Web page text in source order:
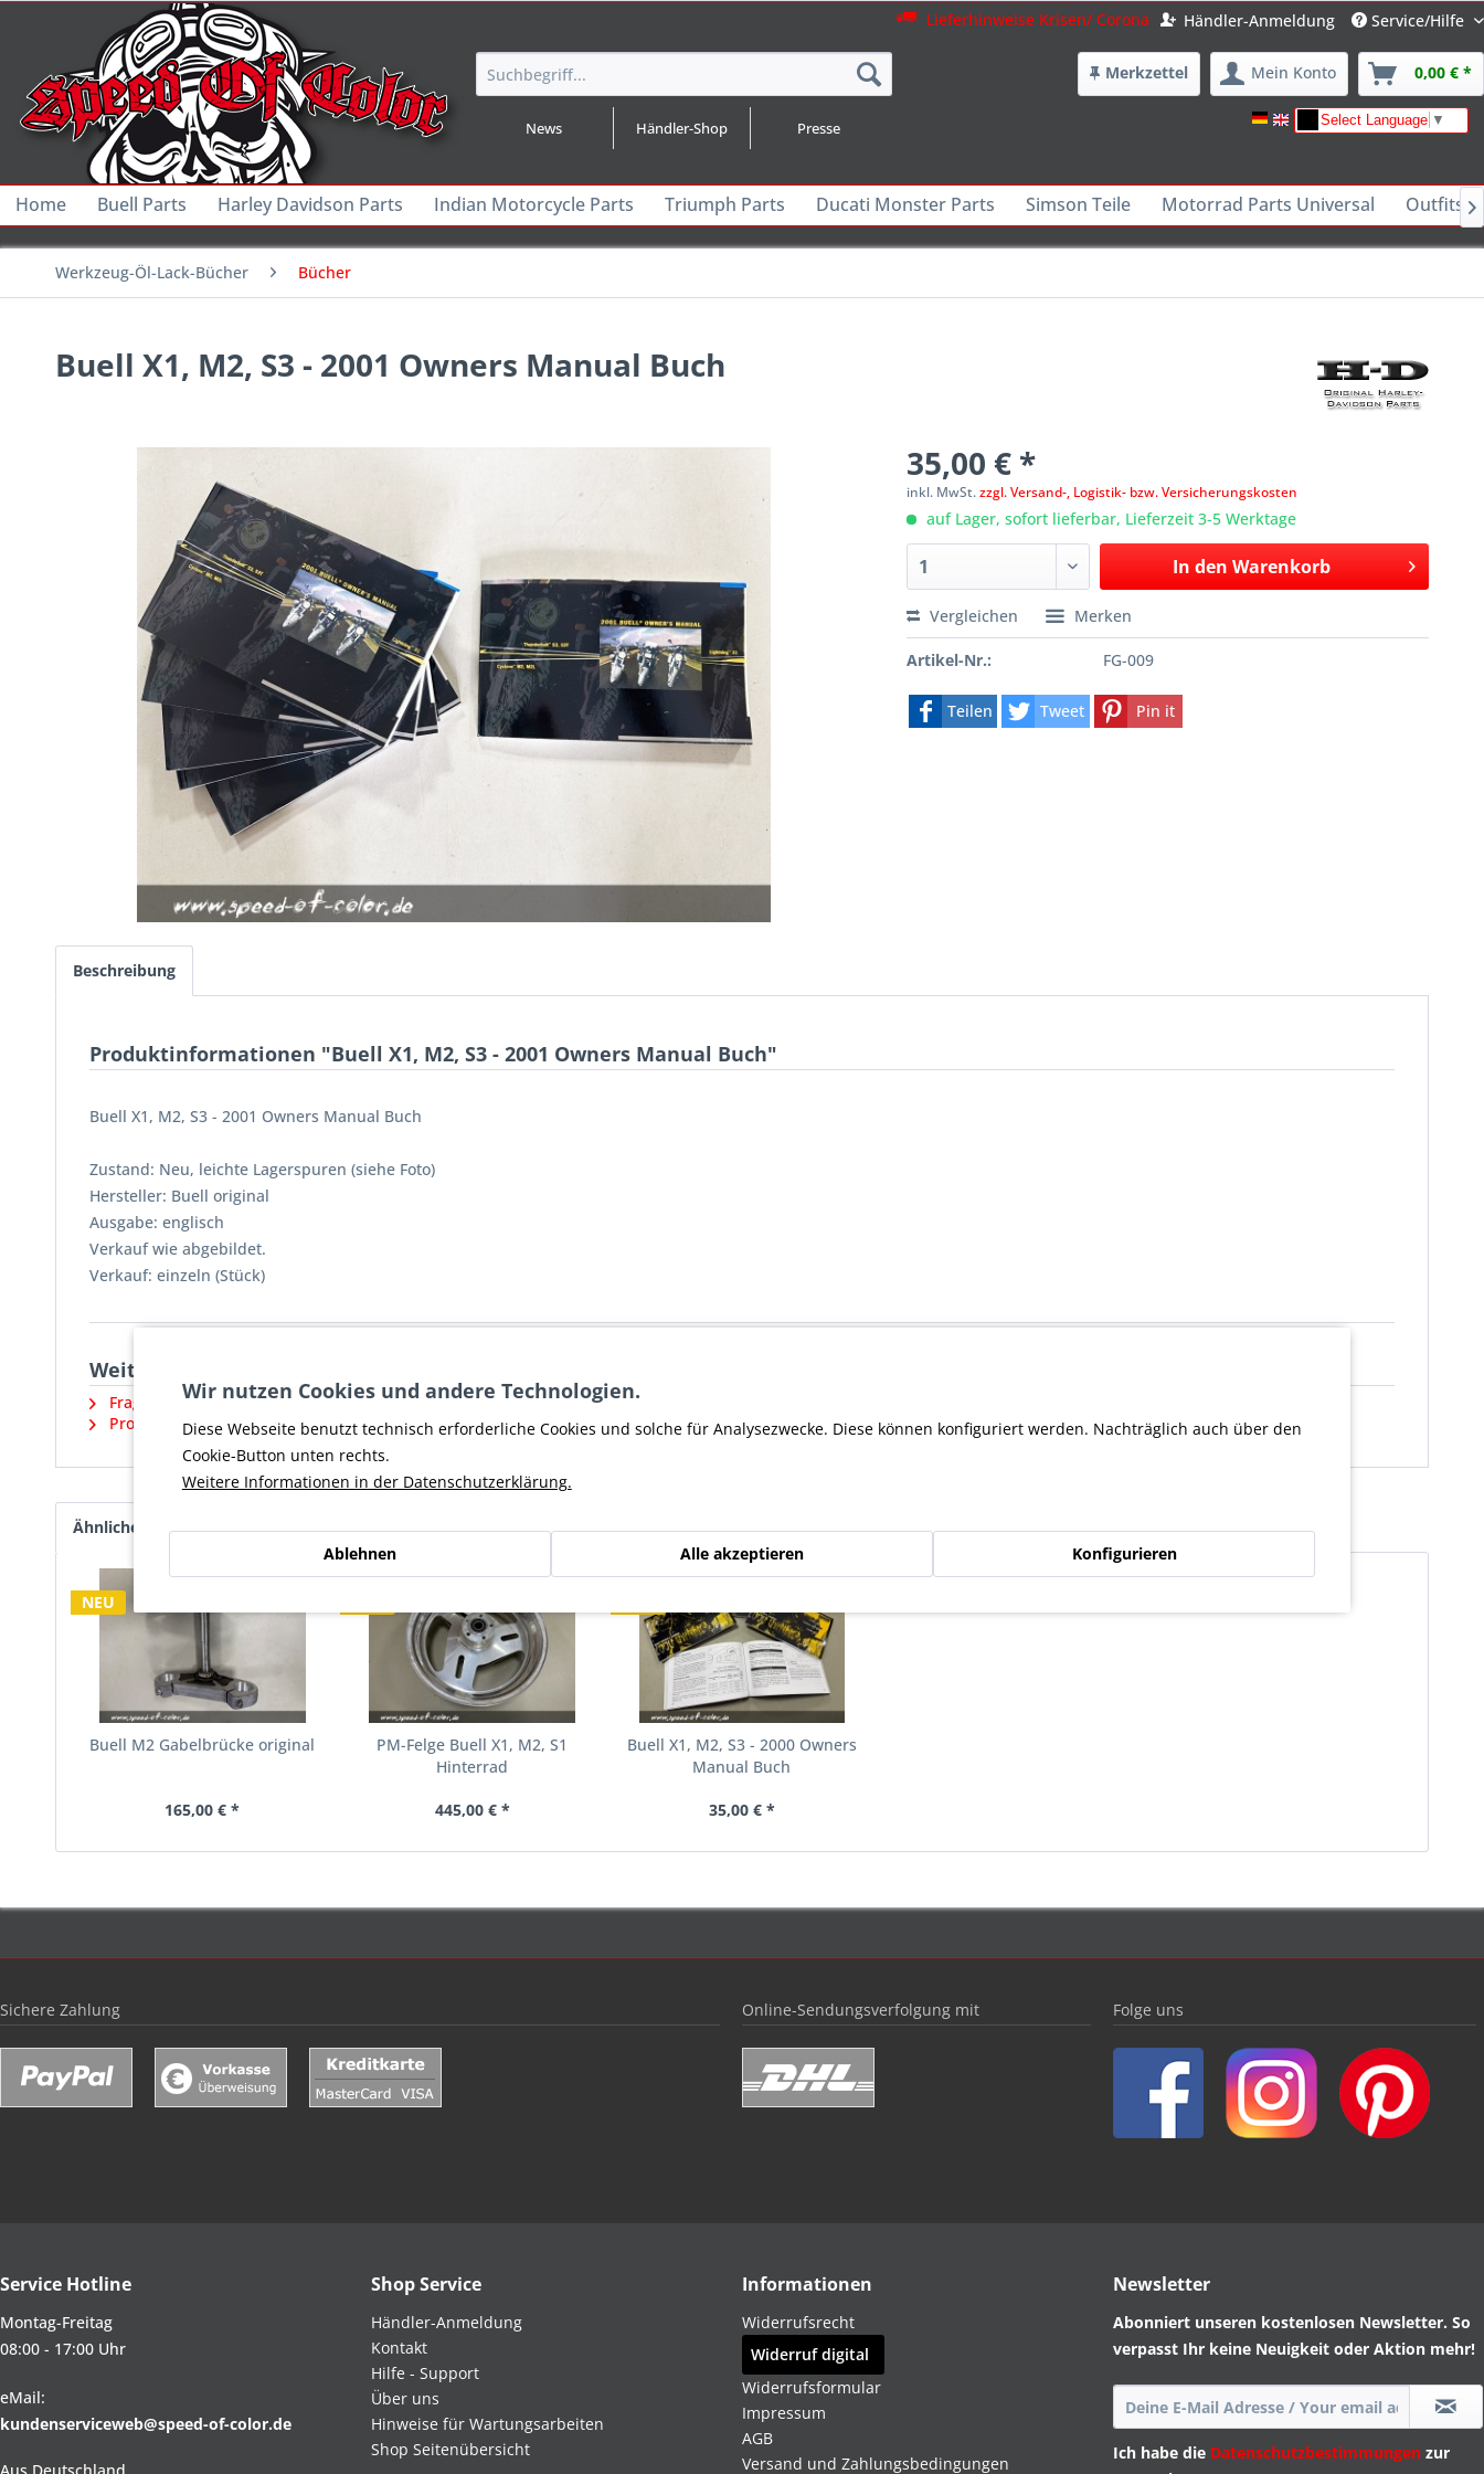
Lieferhinweise Krisen/ Corona Händler-Anmeldung Service/Hilfe
News Händler-Shop Presse
Merkzettel Mein Konto 0,00 € *
Select Language ▼
Home Buell Parts Harley Davidson Parts Indian Motorcycle Parts Triumph Parts Ducati Monster Parts Simson Teile Motorrad Parts Universal Outfits -
Werkzeug-Öl-Lack-Bücher Bücher
Buell X1, M2, S3 - 2001 Owners Manual Buch
35,00 € *
inkl. MwSt.zzgl. Versand-, Logistik- bzw. Versicherungskosten
auf Lager, sofort lieferbar, Lieferzeit 3-5 Werktage
In den Warenkorb
Vergleichen Merken
Artikel-Nr.: FG-009
Teilen Tweet Pin it
Beschreibung
Produktinformationen "Buell X1, M2, S3 - 2001 Owners Manual Buch"
Buell X1, M2, S3 - 2001 Owners Manual Buch
Zustand: Neu, leichte Lagerspuren (siehe Foto)
Hersteller: Buell original
Ausgabe: englisch
Verkauf wie abgebildet.
Verkauf: einzeln (Stück)
Weiterführende Links zu "Buell X1, M2, S3 - 2001 Owners Manual Buch"
Fragen zum Artikel?
Produktsicherheit und weitere Artikel vom Hersteller Harley Davidson
Ähnliche Artikel Kunden haben sich ebenfalls angesehen
NEU
Buell M2 Gabelbrücke original
165,00 € *
PM-Felge Buell X1, M2, S1
Hinterrad
445,00 € *
Buell X1, M2, S3 - 2000 Owners
Manual Buch
35,00 € *
Sichere Zahlung Online-Sendungsverfolgung mit Folge uns
Service Hotline
Montag-Freitag
08:00 - 17:00 Uhr
eMail:
kundenserviceweb@speed-of-color.de
Aus Deutschland
Shop Service
Händler-Anmeldung
Kontakt
Hilfe - Support
Über uns
Hinweise für Wartungsarbeiten
Shop Seitenübersicht
Informationen
Widerrufsrecht
Widerruf digital
Widerrufsformular
Impressum
AGB
Versand und Zahlungsbedingungen
Newsletter
Abonniert unseren kostenlosen Newsletter. So
verpasst Ihr keine Neuigkeit oder Aktion mehr!
Ich habe die Datenschutzbestimmungen zur
Wir nutzen Cookies und andere Technologien.
Diese Webseite benutzt technisch erforderliche Cookies und solche für Analysezwecke. Diese können konfiguriert werden. Nachträglich auch über den
Cookie-Button unten rechts.
Weitere Informationen in der Datenschutzerklärung.
Ablehnen Alle akzeptieren Konfigurieren